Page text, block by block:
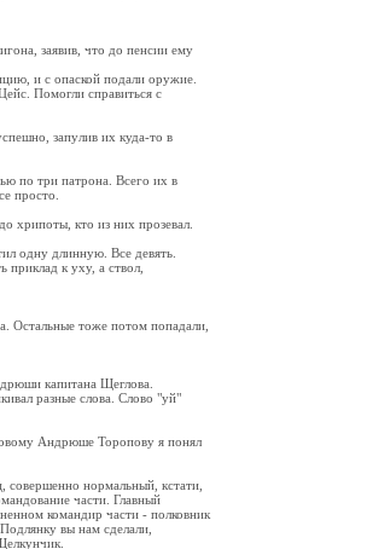
заявив, что до пенсии ему
и с опаской подали оружие.
Помогли справиться с
запулив их куда-то в
по три патрона. Всего их в
просто.
хрипоты, кто из них прозевал.
одну длинную. Все девять.
приклад к уху, а ствол,
Остальные тоже потом попадали,
капитана Щеглова.
разные слова. Слово "уй"
Андрюше Торопову я понял
нормальный, кстати,
части. Главный
командир части - полковник
вы нам сделали,